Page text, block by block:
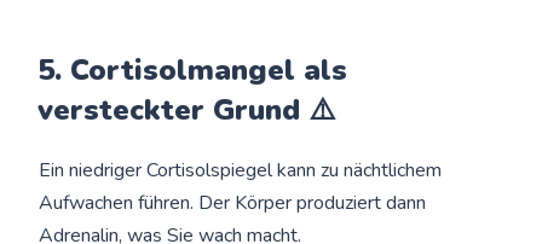
5. Cortisolmangel als
versteckter Grund ⚠️
Ein niedriger Cortisolspiegel kann zu nächtlichem
Aufwachen führen. Der Körper produziert dann
Adrenalin, was Sie wach macht.